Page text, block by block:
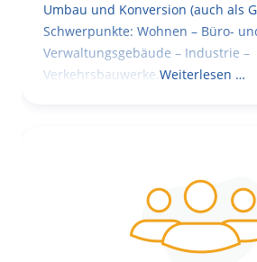
Umbau und Konversion (auch als
Schwerpunkte: Wohnen – Büro-
Verwaltungsgebäude – Industrie –
Verkehrsbauwerke. Weiterlesen …